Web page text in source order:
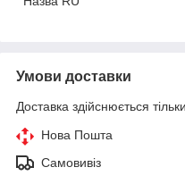
Умови доставки
Доставка здійснюється
Нова Пошта
Самовивіз